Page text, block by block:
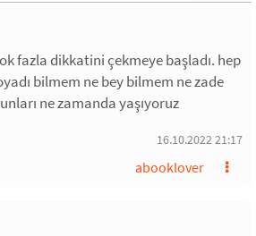
fazla dikkatini çekmeye başladı. hep
bilmem ne bey bilmem ne zade
ne zamanda yaşıyoruz
16.10.2022 21:17
abooklover